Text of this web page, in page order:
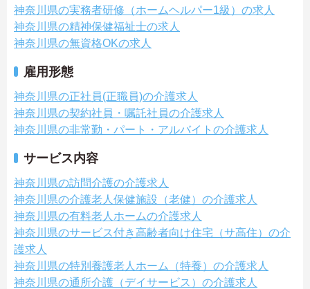
神奈川県の実務者研修（ホームヘルパー1級）の求人
神奈川県の精神保健福祉士の求人
神奈川県の無資格OKの求人
雇用形態
神奈川県の正社員(正職員)の介護求人
神奈川県の契約社員・嘱託社員の介護求人
神奈川県の非常勤・パート・アルバイトの介護求人
サービス内容
神奈川県の訪問介護の介護求人
神奈川県の介護老人保健施設（老健）の介護求人
神奈川県の有料老人ホームの介護求人
神奈川県のサービス付き高齢者向け住宅（サ高住）の介
護求人
神奈川県の特別養護老人ホーム（特養）の介護求人
神奈川県の通所介護（デイサービス）の介護求人